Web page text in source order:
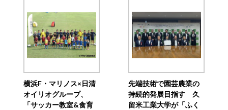
横浜F・マリノス×日清
オイリオグループ、
「サッカー教室&食育
先端技術で園芸農業の
持続的発展目指す 久
留米工業大学が「ふく